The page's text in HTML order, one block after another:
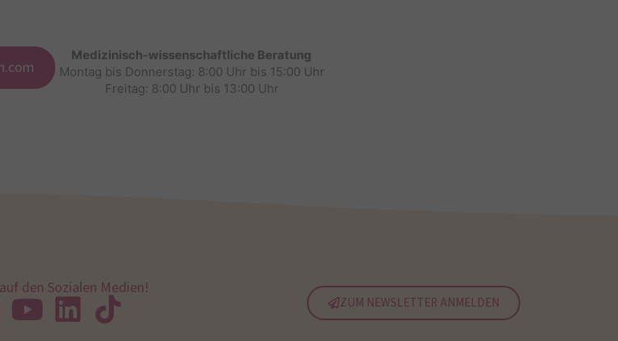
Medizinisch-wissenschaftliche Beratung
Montag bis Donnerstag: 8:00 Uhr bis 15:00 Uhr
Freitag: 8:00 Uhr bis 13:00 Uhr
den Sozialen Medien!
ZUM NEWSLETTER ANMELDEN